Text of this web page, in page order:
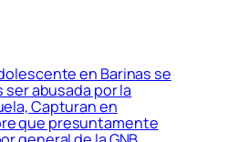
en Barinas se
abusada por la
Capturan en
que presuntamente